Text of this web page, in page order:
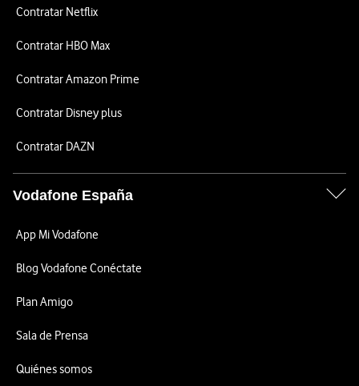
Contratar Netflix
Contratar HBO Max
Contratar Amazon Prime
Contratar Disney plus
Contratar DAZN
Vodafone España
App Mi Vodafone
Blog Vodafone Conéctate
Plan Amigo
Sala de Prensa
Quiénes somos